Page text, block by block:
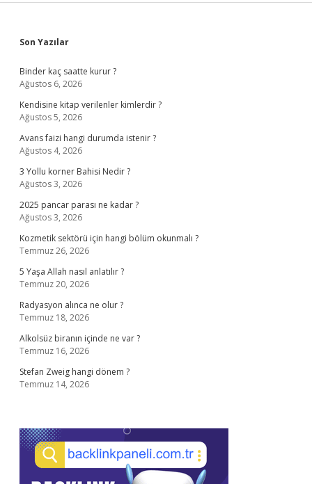
Sidebar
Son Yazılar
Binder kaç saatte kurur ?
Ağustos 6, 2026
Kendisine kitap verilenler kimlerdir ?
Ağustos 5, 2026
Avans faizi hangi durumda istenir ?
Ağustos 4, 2026
3 Yollu korner Bahisi Nedir ?
Ağustos 3, 2026
2025 pancar parası ne kadar ?
Ağustos 3, 2026
Kozmetik sektörü için hangi bölüm okunmalı ?
Temmuz 26, 2026
5 Yaşa Allah nasıl anlatılır ?
Temmuz 20, 2026
Radyasyon alınca ne olur ?
Temmuz 18, 2026
Alkolsüz biranın içinde ne var ?
Temmuz 16, 2026
Stefan Zweig hangi dönem ?
Temmuz 14, 2026